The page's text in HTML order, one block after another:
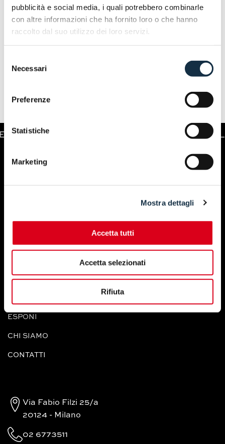
pubblicità e social media, i quali potrebbero combinarle
con altre informazioni che ha fornito loro o che hanno
raccolto dal suo utilizzo dei loro servizi.
delNecessari
Preferenze
Statistiche
Marketing
Mostra dettagli
Accetta tutti
Accetta selezionati
Rifiuta
E OPERATORI. | 5-8 NOVEMBRE.
INFORMAZIONI GENERALI
ESPONI
CHI SIAMO
CONTATTI
Via Fabio Filzi 25/a
20124 - Milano
02 6773511